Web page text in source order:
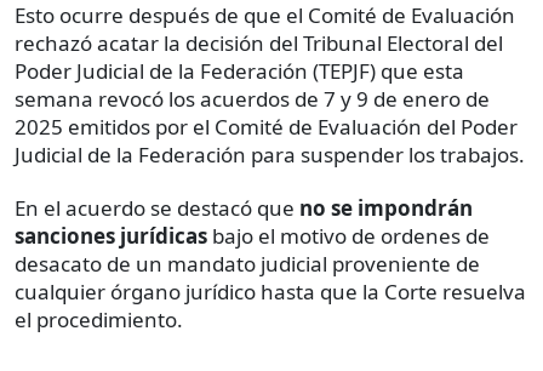
Esto ocurre después de que el Comité de Evaluación
rechazó acatar la decisión del Tribunal Electoral del
Poder Judicial de la Federación (TEPJF) que esta
semana revocó los acuerdos de 7 y 9 de enero de
2025 emitidos por el Comité de Evaluación del Poder
Judicial de la Federación para suspender los trabajos.
En el acuerdo se destacó que no se impondrán
sanciones jurídicas bajo el motivo de ordenes de
desacato de un mandato judicial proveniente de
cualquier órgano jurídico hasta que la Corte resuelva
el procedimiento.